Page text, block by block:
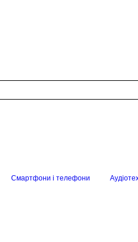
Смартфони і телефони